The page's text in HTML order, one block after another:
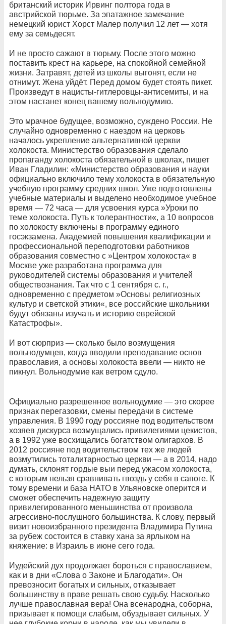
британский историк Ирвинг полтора года в
австрийской тюрьме. За эпатажное замечание
немецкий юрист Хорст Малер получил 12 лет — хотя
ему за семьдесят.
И не просто сажают в тюрьму. После этого можно
поставить крест на карьере, на спокойной семейной
жизни. Затравят, детей из школы выгонят, если не
отнимут. Жена уйдёт. Перед домом будет стоять пикет.
Произведут в нацисты-гитлеровцы-антисемиты, и на
этом настанет конец вашему вольнодумию.
Это мрачное будущее, возможно, суждено России. Не
случайно одновременно с наездом на церковь
началось укрепление альтернативной церкви
холокоста. Министерство образования сделало
пропаганду холокоста обязательной в школах, пишет
Иван Гладилин: «Министерство образования и науки
официально включило тему холокоста в обязательную
учебную программу средних школ. Уже подготовлены
учебные материалы и выделено необходимое учебное
время — 72 часа — для усвоения курса »Уроки по
теме холокоста. Путь к толерантности«, а 10 вопросов
по холокосту включены в программу единого
госэкзамена. Академией повышения квалификации и
профессиональной переподготовки работников
образования совместно с »Центром холокоста« в
Москве уже разработана программа для
руководителей системы образования и учителей
обществознания. Так что с 1 сентября с. г.,
одновременно с предметом »Основы религиозных
культур и светской этики«, все российские школьники
будут обязаны изучать и историю еврейской
Катастрофы».
И вот сюрприз — сколько было возмущения
вольнодумцев, когда вводили преподавание основ
православия, а основы холокоста ввели — никто не
пикнул. Вольнодумие как ветром сдуло.
Официально разрешенное вольнодумие — это скорее
признак перегазовки, смены передачи в системе
управления. В 1990 году россияне под водительством
хозяев дискурса возмущались привилегиями цекистов,
а в 1992 уже восхищались богатством олигархов. В
2012 россияне под водительством тех же людей
возмутились тоталитарностью церкви — а в 2014, надо
думать, склонят гордые выи перед ужасом холокоста,
с которым нельзя сравнивать гвоздь у себя в сапоге. К
тому времени и база НАТО в Ульяновске оперится и
сможет обеспечить надежную защиту
привилегированного меньшинства от произвола
агрессивно-послушного большинства. К слову, первый
визит новоизбранного президента Владимира Путина
за рубеж состоится в ставку хана за ярлыком на
княжение: в Израиль в июне сего года.
Иудейский дух продолжает бороться с православием,
как и в дни «Слова о Законе и Благодати». Он
превозносит богатых и сильных, отказывает
большинству в праве решать свою судьбу. Насколько
лучше православная вера! Она всенародна, соборна,
призывает к помощи слабым, обуздывает сильных. У